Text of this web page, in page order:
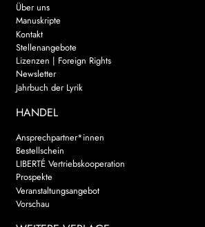
Über uns
Manuskripte
Kontakt
Stellenangebote
Lizenzen | Foreign Rights
Newsletter
Jahrbuch der Lyrik
HANDEL
Ansprechpartner*innen
Bestellschein
LIBERTÉ Vertriebskooperation
Prospekte
Veranstaltungsangebot
Vorschau